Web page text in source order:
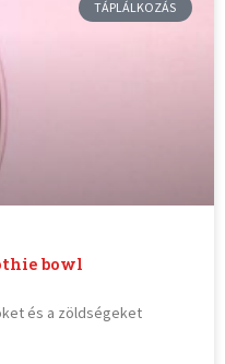
TÁPLÁLKOZÁS
bowl
és a zöldségeket